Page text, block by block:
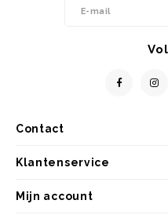
Contact
Klantenservice
Mijn account